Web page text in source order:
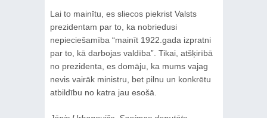
Lai to mainītu, es sliecos piekrist Valsts
prezidentam par to, ka nobriedusi
nepieciešamība “mainīt 1922.gada izpratni
par to, kā darbojas valdība”. Tikai, atšķirībā
no prezidenta, es domāju, ka mums vajag
nevis vairāk ministru, bet pilnu un konkrētu
atbildību no katra jau esošā.